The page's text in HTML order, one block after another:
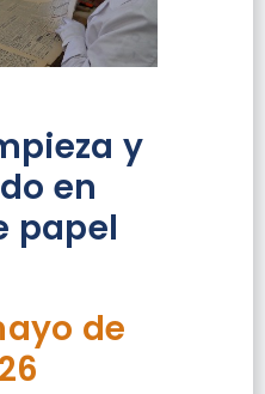
y
en
papel
de